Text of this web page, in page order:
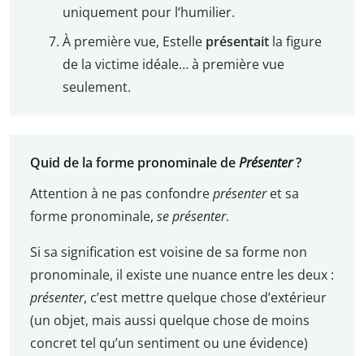
uniquement pour l’humilier.
À première vue, Estelle présentaitla figure
de la victime idéale… à première vue
seulement.
Quid de la forme pronominale dePrésenter?
Attention à ne pas confondreprésenteret sa
forme pronominale, se présenter.
Si sa signification est voisine de sa forme non
pronominale, il existe une nuance entre les deux :
présenter, c’est mettre quelque chose d’extérieur
(un objet, mais aussi quelque chose de moins
concret tel qu’un sentiment ou une évidence)